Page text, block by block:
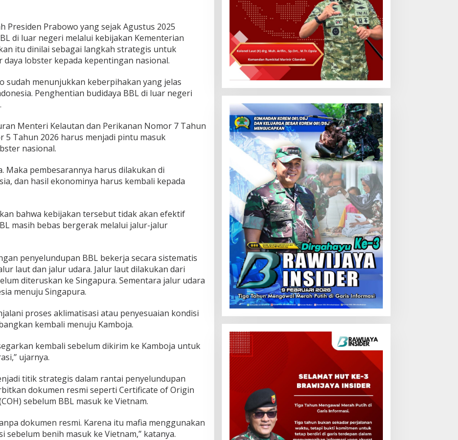
Presiden Prabowo yang sejak Agustus 2025
di luar negeri melalui kebijakan Kementerian
itu dinilai sebagai langkah strategis untuk
lobster kepada kepentingan nasional.
sudah menunjukkan keberpihakan yang jelas
Penghentian budidaya BBL di luar negeri
Menteri Kelautan dan Perikanan Nomor 7 Tahun
5 Tahun 2026 harus menjadi pintu masuk
nasional.
Maka pembesarannya harus dilakukan di
dan hasil ekonominya harus kembali kepada
bahwa kebijakan tersebut tidak akan efektif
masih bebas bergerak melalui jalur-jalur
penyelundupan BBL bekerja secara sistematis
laut dan jalur udara. Jalur laut dilakukan dari
diteruskan ke Singapura. Sementara jalur udara
menuju Singapura.
proses aklimatisasi atau penyesuaian kondisi
kembali menuju Kamboja.
kembali sebelum dikirim ke Kamboja untuk
ujarnya.
titik strategis dalam rantai penyelundupan
dokumen resmi seperti Certificate of Origin
sebelum BBL masuk ke Vietnam.
dokumen resmi. Karena itu mafia menggunakan
sebelum benih masuk ke Vietnam,” katanya.